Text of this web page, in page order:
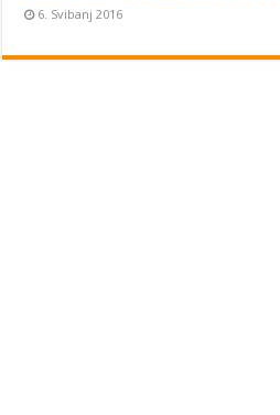
6. Svibanj 2016